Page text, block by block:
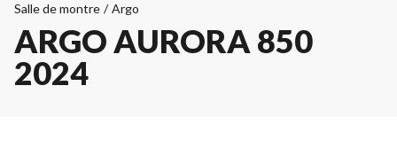
Salle de montre / Argo
ARGO AURORA 850
2024